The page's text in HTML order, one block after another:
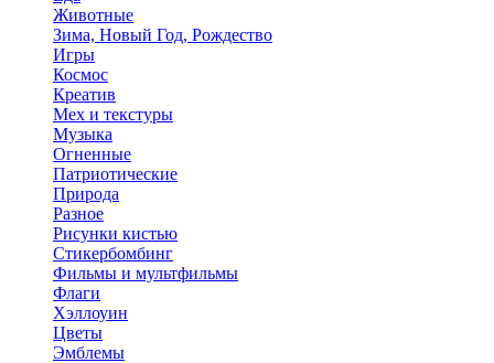
Животные
Зима, Новый Год, Рождество
Игры
Космос
Креатив
Мех и текстуры
Музыка
Огненные
Патриотические
Природа
Разное
Рисунки кистью
Стикербомбинг
Фильмы и мультфильмы
Флаги
Хэллоуин
Цветы
Эмблемы